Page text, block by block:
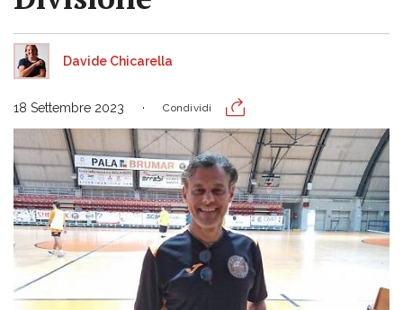
Davide Chicarella
18 Settembre 2023 Condividi